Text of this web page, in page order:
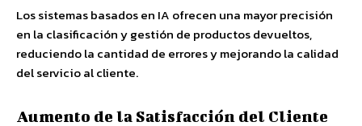
Los sistemas basados en IA ofrecen una mayor precisión
en la clasificación y gestión de productos devueltos,
reduciendo la cantidad de errores y mejorando la calidad
del servicio al cliente.
Aumento de la Satisfacción del Cliente